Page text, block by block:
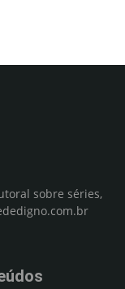
sobre séries,